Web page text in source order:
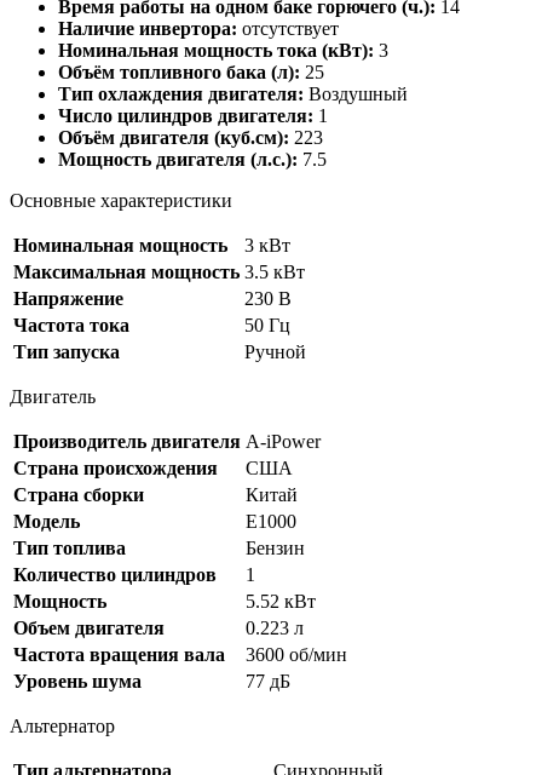
Время работы на одном баке горючего (ч.): 14
Наличие инвертора: отсутствует
Номинальная мощность тока (кВт): 3
Объём топливного бака (л): 25
Тип охлаждения двигателя: Воздушный
Число цилиндров двигателя: 1
Объём двигателя (куб.см): 223
Мощность двигателя (л.с.): 7.5
Основные характеристики
Номинальная мощность
3 кВт
Максимальная мощность 3.5 кВт
Напряжение
230 В
Частота тока
50 Гц
Тип запуска
Ручной
Двигатель
Производитель двигателя A-iPower
Страна происхождения
США
Страна сборки
Китай
Модель
Е1000
Тип топлива
Бензин
Количество цилиндров
1
Мощность
5.52 кВт
Объем двигателя
0.223 л
Частота вращения вала
3600 об/мин
Уровень шума
77 дБ
Альтернатор